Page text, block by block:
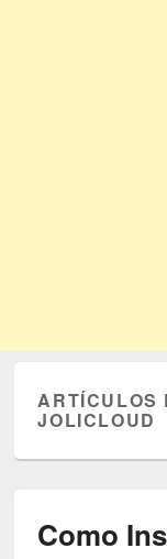
ARTÍCULOS
JOLICLOUD
Como